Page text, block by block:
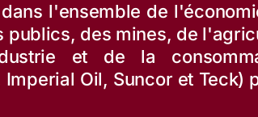
l'ensemble de
publics, des mines, de
et de la
Imperial Oil, Suncor et